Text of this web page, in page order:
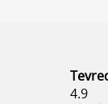
4.9